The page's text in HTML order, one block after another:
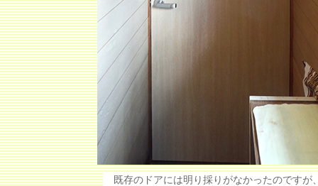
既存のドアには明り採りがなかったのですが